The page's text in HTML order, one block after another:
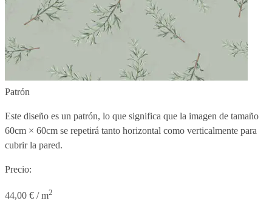
Patrón
Este diseño es un patrón, lo que significa que la imagen de tamaño
60cm × 60cm se repetirá tanto horizontal como verticalmente para
cubrir la pared.
Precio:
44,00 € / m2